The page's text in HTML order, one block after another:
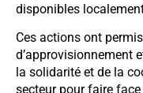
disponibles
Ces actions ont
d’approvisionnement
la solidarité et de la
secteur pour faire